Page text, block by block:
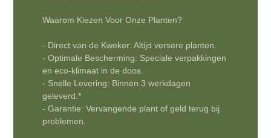
Waarom Kiezen Voor Onze Planten?
- Direct van de Kweker: Altijd versere planten.
- Optimale Bescherming: Speciale verpakkingen
en eco-klimaat in de doos.
- Snelle Levering: Binnen 3 werkdagen
geleverd.*
- Garantie: Vervangende plant of geld terug bij
problemen.